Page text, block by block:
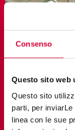
Consenso
Questo sito web
Questo sito
parti, per
linea con le sue